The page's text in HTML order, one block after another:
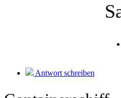
Antwort schreiben